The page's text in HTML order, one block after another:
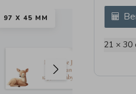
97 X 45 MM
21 × 30